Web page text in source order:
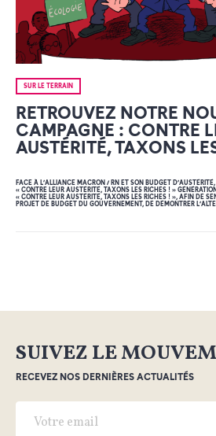
SUR LE TERRAIN
RETROUVEZ NOTRE
CAMPAGNE : CONTRE
AUSTÉRITÉ, TAXONS
FACE À L’ALLIANCE MACRON / RN ET SON BUDGET
« CONTRE LEUR AUSTÉRITÉ, TAXONS LES RICHES ! »
« CONTRE LEUR AUSTÉRITÉ, TAXONS LES RICHES ! », AFIN DE
PROJET DE BUDGET DU GOUVERNEMENT, DE DÉMONTRER
SUIVEZ LE
RECEVEZ NOS DERNIÈRES ACTUALITÉS